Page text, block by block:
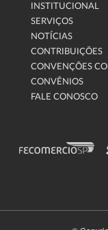
INSTITUCIONAL
SERVIÇOS
NOTÍCIAS
CONTRIBUIÇÕES
CONVENÇÕES
CONVÊNIOS
FALE CONOSCO